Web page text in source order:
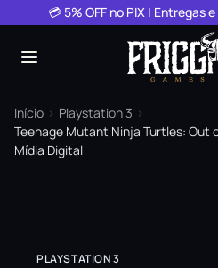
Pular para o conteúdo
💳 5% OFF no PIX | Entregas
Início › Playstation 3 ›
Teenage Mutant Ninja Turtles: Out
Mídia Digital
PLAYSTATION 3